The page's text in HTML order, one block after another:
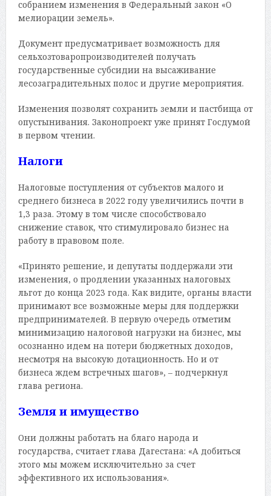
собранием изменения в Федеральный закон «О
мелиорации земель».
Документ предусматривает возможность для
сельхозтоваропроизводителей получать
государственные субсидии на высаживание
лесозаградительных полос и другие мероприятия.
Изменения позволят сохранить земли и пастбища от
опустынивания. Законопроект уже принят Госдумой
в первом чтении.
Налоги
Налоговые поступления от субъектов малого и
среднего бизнеса в 2022 году увеличились почти в
1,3 раза. Этому в том числе способствовало
снижение ставок, что стимулировало бизнес на
работу в правовом поле.
«Принято решение, и депутаты поддержали эти
изменения, о продлении указанных налоговых
льгот до конца 2023 года. Как видите, органы власти
принимают все возможные меры для поддержки
предпринимателей. В первую очередь отметим
минимизацию налоговой нагрузки на бизнес, мы
осознанно идем на потери бюджетных доходов,
несмотря на высокую дотационность. Но и от
бизнеса ждем встречных шагов», – подчеркнул
глава региона.
Земля и имущество
Они должны работать на благо народа и
государства, считает глава Дагестана: «А добиться
этого мы можем исключительно за счет
эффективного их использования».